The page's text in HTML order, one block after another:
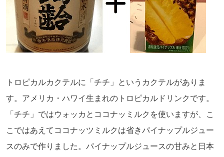
トロピカルカクテルに「チチ」というカクテルがありま
す。アメリカ・ハワイ生まれのトロピカルドリンクです。
「チチ」ではウォッカとココナッミルクを使いますが、こ
こではあえてココナッツミルクは省きパイナップルジュー
スのみで作りました。パイナップルジュースの甘みと日本